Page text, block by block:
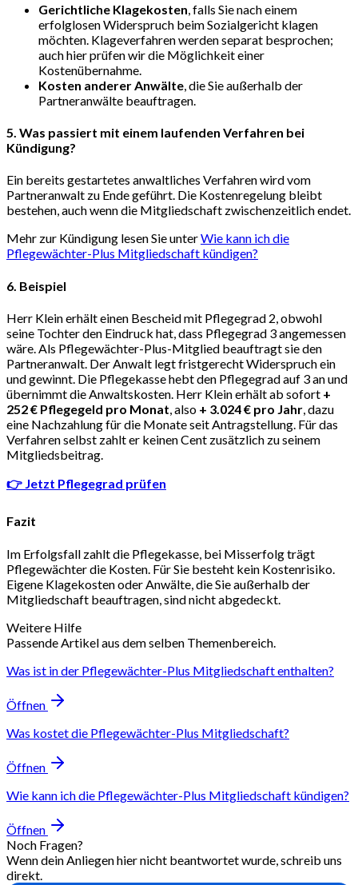
Gerichtliche Klagekosten, falls Sie nach einem
erfolglosen Widerspruch beim Sozialgericht klagen
möchten. Klageverfahren werden separat besprochen;
auch hier prüfen wir die Möglichkeit einer
Kostenübernahme.
Kosten anderer Anwälte, die Sie außerhalb der
Partneranwälte beauftragen.
5. Was passiert mit einem laufenden Verfahren bei
Kündigung?
Ein bereits gestartetes anwaltliches Verfahren wird vom
Partneranwalt zu Ende geführt. Die Kostenregelung bleibt
bestehen, auch wenn die Mitgliedschaft zwischenzeitlich endet.
Mehr zur Kündigung lesen Sie unterWie kann ich die
Pflegewächter-Plus Mitgliedschaft kündigen?
6. Beispiel
Herr Klein erhält einen Bescheid mit Pflegegrad 2, obwohl
seine Tochter den Eindruck hat, dass Pflegegrad 3 angemessen
wäre. Als Pflegewächter-Plus-Mitglied beauftragt sie den
Partneranwalt. Der Anwalt legt fristgerecht Widerspruch ein
und gewinnt. Die Pflegekasse hebt den Pflegegrad auf 3 an und
übernimmt die Anwaltskosten. Herr Klein erhält ab sofort +
252 € Pflegegeld pro Monat, also + 3.024 € pro Jahr, dazu
eine Nachzahlung für die Monate seit Antragstellung. Für das
Verfahren selbst zahlt er keinen Cent zusätzlich zu seinem
Mitgliedsbeitrag.
👉 Jetzt Pflegegrad prüfen
Fazit
Im Erfolgsfall zahlt die Pflegekasse, bei Misserfolg trägt
Pflegewächter die Kosten. Für Sie besteht kein Kostenrisiko.
Eigene Klagekosten oder Anwälte, die Sie außerhalb der
Mitgliedschaft beauftragen, sind nicht abgedeckt.
Weitere Hilfe
Passende Artikel aus dem selben Themenbereich.
Was ist in der Pflegewächter-Plus Mitgliedschaft enthalten?
Öffnen
Was kostet die Pflegewächter-Plus Mitgliedschaft?
Öffnen
Wie kann ich die Pflegewächter-Plus Mitgliedschaft kündigen?
Öffnen
Noch Fragen?
Wenn dein Anliegen hier nicht beantwortet wurde, schreib uns
direkt.